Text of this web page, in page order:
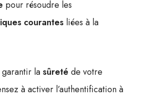
pour résoudre les
courantes liées à la
lasûreté de votre
à activer l’authentification à